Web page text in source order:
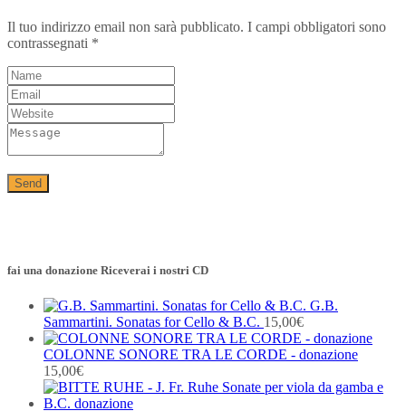
Il tuo indirizzo email non sarà pubblicato. I campi obbligatori sono
contrassegnati *
fai una donazione Riceverai i nostri CD
G.B.
Sammartini. Sonatas for Cello & B.C. 15,00€
COLONNE SONORE TRA LE CORDE - donazione
15,00€